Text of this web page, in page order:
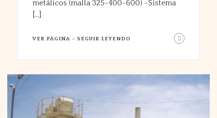
metálicos (malla 325-400-600) -Sistema
[…]
VER PÁGINA - SEGUIR LEYENDO